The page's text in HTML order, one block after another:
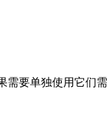
需要单独使用它们